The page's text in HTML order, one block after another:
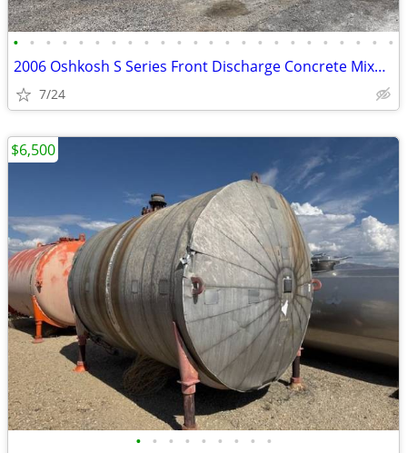
• • • • • • • • • • • • • • • • • • • • • • • •
2006 Oshkosh S Series Front Discharge Concrete Mixer Truck # 4805
7/24
• • • • • • • • •
$6,500